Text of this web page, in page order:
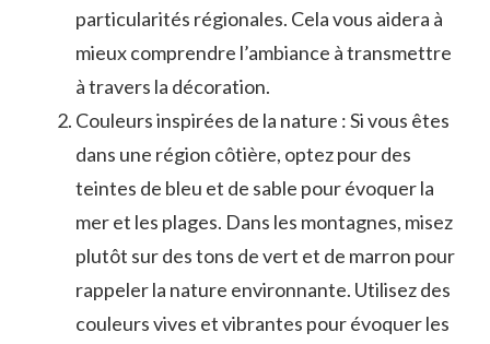
particularités régionales.‍ Cela vous aidera à
mieux comprendre l’ambiance ‍à transmettre
à ⁢travers⁤ la décoration.
Couleurs inspirées de la⁤ nature⁤ :⁤ Si vous êtes‌
dans une ⁣région côtière,‍ optez pour des
teintes ⁣de bleu et ⁤de sable pour évoquer ⁢la
mer et les plages. Dans⁢ les ‍montagnes, misez
plutôt sur des tons de vert et ⁤de marron⁣ pour
⁤rappeler ⁢la nature⁤ environnante. Utilisez des
couleurs vives et vibrantes pour évoquer les